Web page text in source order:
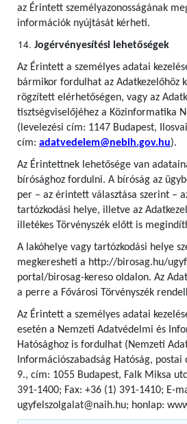
az Érintett személyazonosságának
információk nyújtását kérheti.
Jogérvényesítési lehetőségek
Az Érintett a személyes adatai
bármikor fordulhat az Adatkezelőhöz
rögzített elérhetőségen, vagy az
tisztségviselőjéhez a Közinformatika
(levelezési cím: 1147 Budapest,
cím: adatvedelem@nebih.gov.hu).
Az Érintettnek lehetősége van
bírósághoz fordulni. A bíróság az
per – az érintett választása szerint –
tartózkodási helye, illetve az
illetékes Törvényszék előtt is
A lakóhelye vagy tartózkodási helye
megkeresheti a http://birosag.hu/
portal/birosag-kereso oldalon. Az
a perre a Fővárosi Törvényszék
Az Érintett a személyes adatai
esetén a Nemzeti Adatvédelmi és
Hatósághoz is fordulhat (Nemzeti
Információszabadság Hatóság, postai
9., cím: 1055 Budapest, Falk Miksa
391-1400; Fax: +36 (1) 391-1410; E-
ugyfelszolgalat@naih.hu; honlap: